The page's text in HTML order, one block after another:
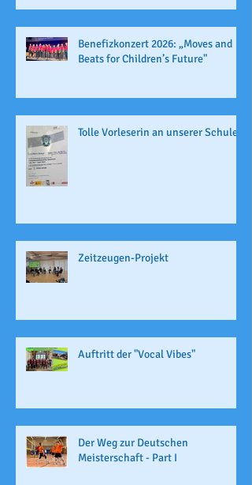
Benefizkonzert 2026: „Moves and
Beats for Children’s Future"
Tolle Vorleserin an unserer Schule
Zeitzeugen-Projekt
Auftritt der "Vocal Vibes"
Der Weg zur Deutschen
Meisterschaft - Part I